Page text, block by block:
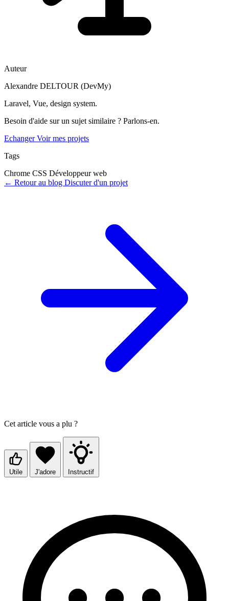
Auteur
Alexandre DELTOUR (DevMy)
Laravel, Vue, design system.
Besoin d'aide sur un sujet similaire ? Parlons-en.
EchangerVoir mes projets
Tags
Chrome CSS Développeur web
← Retour au blog Discuter d'un projet
Cet article vous a plu ?
Utile J'adore Instructif